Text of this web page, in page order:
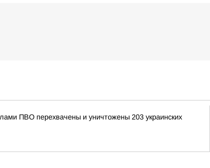
ПВО перехвачены и уничтожены 203 украинских